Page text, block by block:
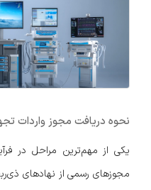
نحوه دریافت مجوز واردات
یکی از مهم‌ترین مراحل در
مجوزهای رسمی از نهادهای